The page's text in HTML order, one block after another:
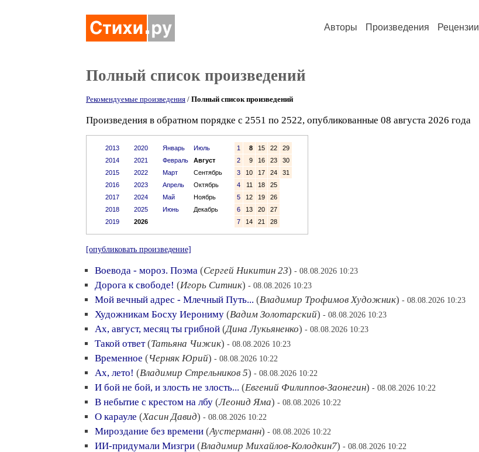
Авторы Произведения Рецензии
Полный список произведений
Рекомендуемые произведения / Полный список произведений
Произведения в обратном порядке с 2551 по 2522, опубликованные 08 августа 2026 года
2013
2014
2015
2016
2017
2018
2019
2020
2021
2022
2023
2024
2025
2026
Январь
Июль
Февраль
Август
Март
Сентябрь
Апрель
Октябрь
Май
Ноябрь
Июнь
Декабрь
1 8 15 22
29
2
9 16 23
30
3
10 17 24
31
4
11 18
25
5
12 19
26
6
13 20
27
7
14 21 28
[опубликовать произведение]
Воевода - мороз. Поэма (Сергей Никитин 23) - 08.08.2026 10:23
Дорога к свободе! (Игорь Ситник) - 08.08.2026 10:23
Мой вечный адрес - Млечный Путь... (Владимир Трофимов Художник) - 08.08.2026 10:23
Художникам Босху Иерониму (Вадим Золотарский) - 08.08.2026 10:23
Ах, август, месяц ты грибной (Дина Лукьяненко) - 08.08.2026 10:23
Такой ответ(Татьяна Чижик) - 08.08.2026 10:23
Временное (Черняк Юрий) - 08.08.2026 10:22
Ах, лето! (Владимир Стрельников 5) - 08.08.2026 10:22
И бой не бой, и злость не злость... (Евгений Филиппов-Заонегин) - 08.08.2026 10:22
В небытие с крестом на лбу (Леонид Яма) - 08.08.2026 10:22
О карауле (Хасин Давид) - 08.08.2026 10:22
Мироздание без времени (Аустерманн) - 08.08.2026 10:22
ИИ-придумали Мизгри (Владимир Михайлов-Колодкин7) - 08.08.2026 10:22